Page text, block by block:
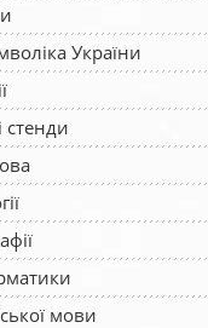
України
стенди
мови